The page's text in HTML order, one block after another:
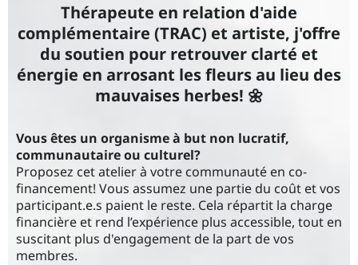
Thérapeute en relation d'aide
complémentaire (TRAC) et artiste, j'offre
du soutien pour retrouver clarté et
énergie en arrosant les fleurs au lieu des
mauvaises herbes! 🌼
Vous êtes un organisme à but non lucratif,
communautaire ou culturel?
Proposez cet atelier à votre communauté en co-
financement! Vous assumez une partie du coût et vos
participant.e.s paient le reste. Cela répartit la charge
financière et rend l’expérience plus accessible, tout en
suscitant plus d'engagement de la part de vos
membres.